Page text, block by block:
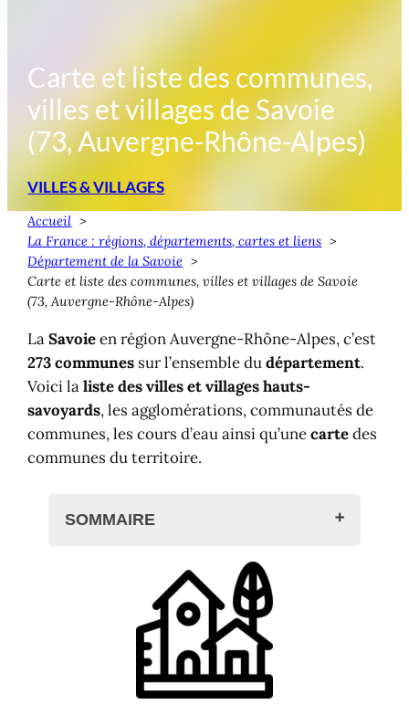
Carte et liste des communes,
villes et villages de Savoie
(73, Auvergne-Rhône-Alpes)
VILLES & VILLAGES
Accueil
La France : régions, départements, cartes et liens
Département de la Savoie
Carte et liste des communes, villes et villages de Savoie
(73, Auvergne-Rhône-Alpes)
LaSavoieen région Auvergne-Rhône-Alpes, c’est
273 communes sur l’ensemble dudépartement.
Voici laliste des villes et villages hauts-
savoyards, les agglomérations, communautés de
communes, les cours d’eau ainsi qu’unecartedes
communes du territoire.
SOMMAIRE
Villes et villages de Savoie
Liste des communes
Code postal des communes
Agglomération, communauté de
communes
Carte des communes de Savoie